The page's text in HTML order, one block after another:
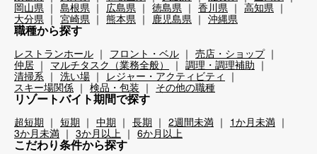
岡山県
島根県 広島県 徳島県 香川県
高知県
大分県
宮崎県 熊本県 鹿児島県 沖縄県
職種から探す
レストランホール フロント・ベル
売店・ショップ
仲居
マルチタスク（業務全般）
調理・調理補助
清掃系
洗い場
レジャー・アクティビティ
スキー場関係
検品・包装 その他の職種
リゾートバイト期間で探す
超短期 短期 中期 長期 2週間未満
1か月未満
3か月未満
3か月以上 6か月以上
こだわり条件から探す